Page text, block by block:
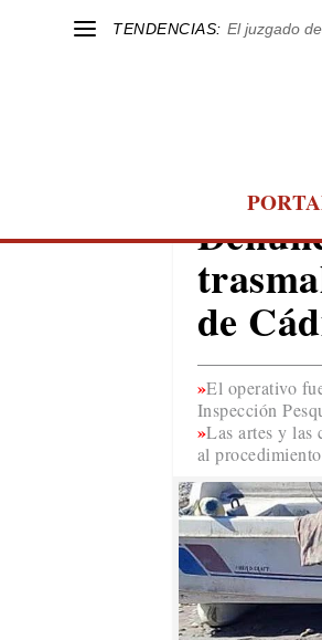
TENDENCIAS: El juzgado
EL PUERTO
de
El operativo
Inspección
Las artes y las
al